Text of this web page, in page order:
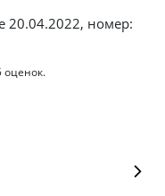
20.04.2022, номер:
оценок.